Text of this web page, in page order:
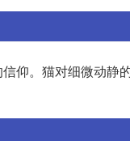
仰。猫对细微动